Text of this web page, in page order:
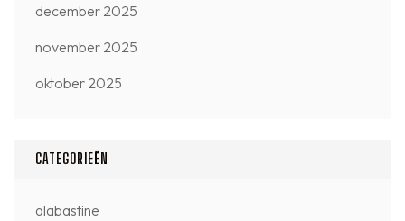
december 2025
november 2025
oktober 2025
CATEGORIEËN
alabastine